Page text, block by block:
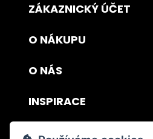
ZÁKAZNICKÝ ÚČET
O NÁKUPU
O NÁS
INSPIRACE
DOPRAVA A PLATBA